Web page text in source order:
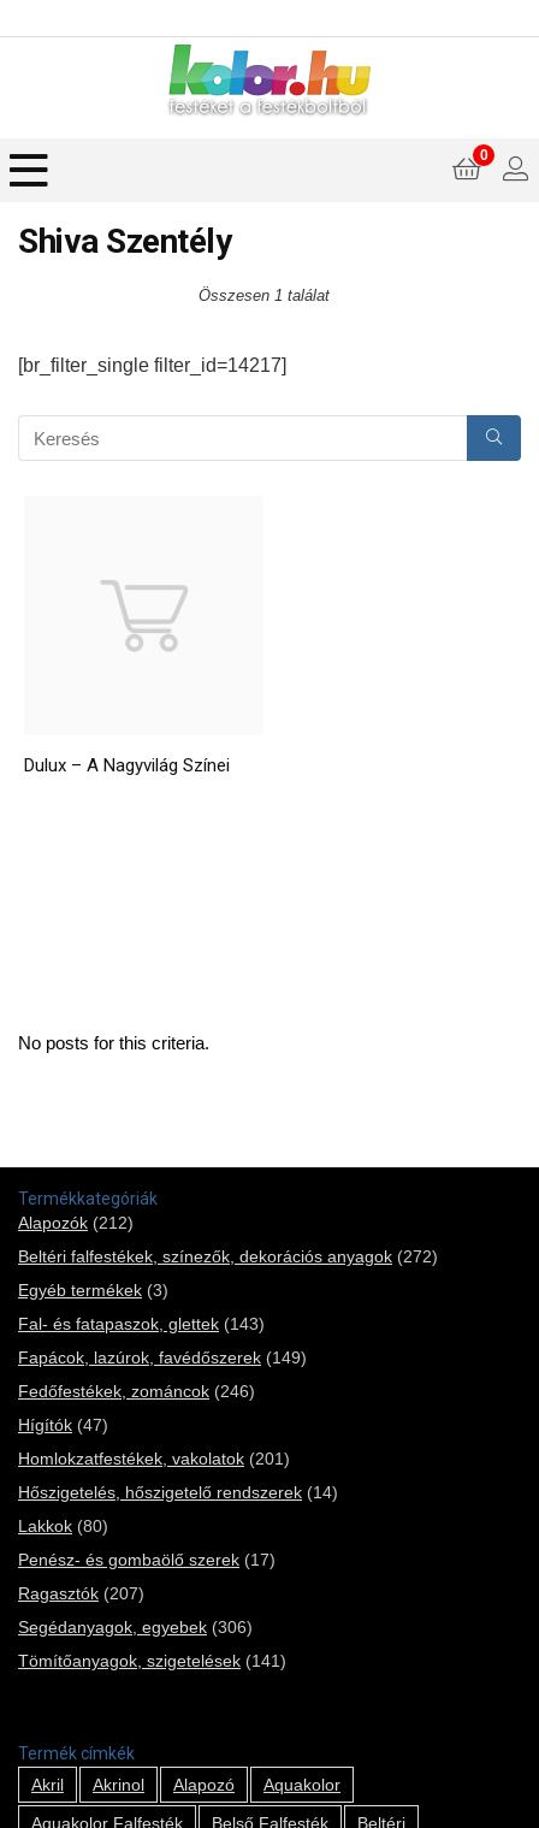
0
Shiva Szentély
Összesen 1 találat
[br_filter_single filter_id=14217]
Dulux – A Nagyvilág Színei
No posts for this criteria.
Termékkategóriák
Alapozók (212)
Beltéri falfestékek, színezők, dekorációs anyagok (272)
Egyéb termékek (3)
Fal- és fatapaszok, glettek (143)
Fapácok, lazúrok, favédőszerek (149)
Fedőfestékek, zománcok (246)
Hígítók (47)
Homlokzatfestékek, vakolatok (201)
Hőszigetelés, hőszigetelő rendszerek (14)
Lakkok (80)
Penész- és gombaölő szerek (17)
Ragasztók (207)
Segédanyagok, egyebek (306)
Tömítőanyagok, szigetelések (141)
Termék címkék
Akril
Akrinol Alapozó
Aquakolor
Aquakolor Falfesték
Belső Falfesték
Beltéri